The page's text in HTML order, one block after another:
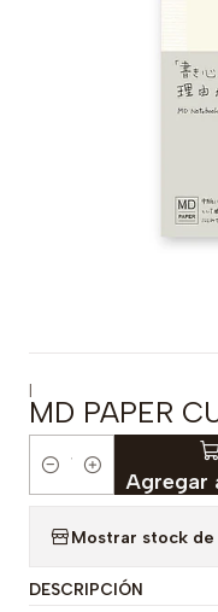
|
MD PAPER
Cantidad Agregar
Mostrar stock
DESCRIPCIÓN